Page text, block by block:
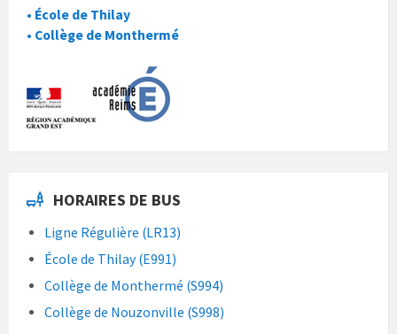
• École de Thilay
• Collège de Monthermé
HORAIRES DE BUS
Ligne Régulière (LR13)
École de Thilay (E991)
Collège de Monthermé (S994)
Collège de Nouzonville (S998)